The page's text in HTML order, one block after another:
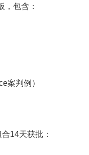
，包含：
案判例）
14天获批：